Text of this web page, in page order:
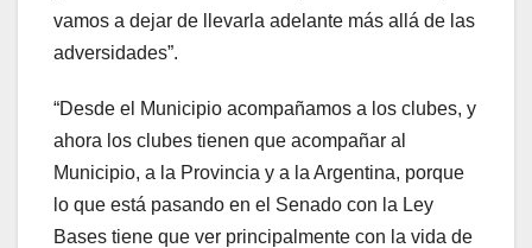
vamos a dejar de llevarla adelante más allá de las
adversidades”.
“Desde el Municipio acompañamos a los clubes, y
ahora los clubes tienen que acompañar al
Municipio, a la Provincia y a la Argentina, porque
lo que está pasando en el Senado con la Ley
Bases tiene que ver principalmente con la vida de